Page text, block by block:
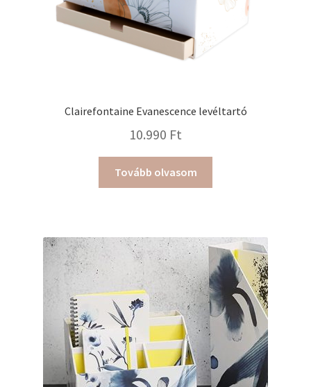
Clairefontaine Evanescence levéltartó
10.990 Ft
Tovább olvasom